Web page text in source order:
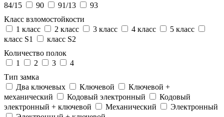
84/15
90 91/13
93
Класс взломостойкости
1 класс
2 класс 3 класс 4 класс
5 класс
класс S1
класс S2
Количество полок
1
2 3
4
Тип замка
Два ключевых
Ключевой
Ключевой +
механический
Кодовый электронный
Кодовый
электронный + ключевой
Механический
Электронный